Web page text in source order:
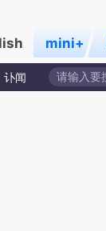
mini+
讣闻